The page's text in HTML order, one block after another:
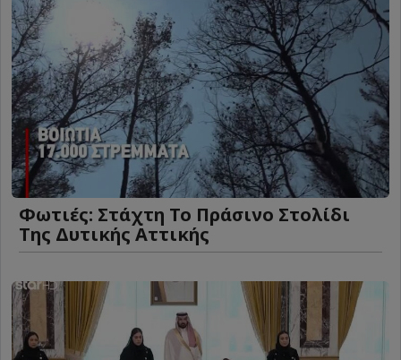
Φωτιές: Στάχτη Το Πράσινο Στολίδι
Της Δυτικής Αττικής